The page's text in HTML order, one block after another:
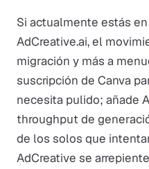
Si actualmente estás
AdCreative.ai, el
migración y más a
suscripción de Canva
necesita pulido; añade
throughput de
de los solos que
AdCreative se